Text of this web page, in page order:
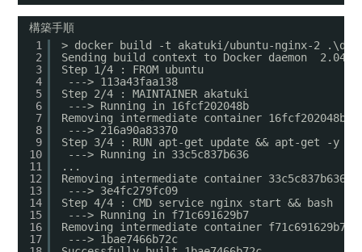
構築手順
1
2
3
4
5
6
7
8
9
10
11
12
13
14
15
16
17
> docker build -t akatuki/ubuntu-nginx-2
Sending build context to Docker daemon
Step 1/4 : FROM ubuntu
---> 113a43faa138
Step 2/4 : MAINTAINER akatuki
---> Running in 16fcf202048b
Removing intermediate container 16fcf202048b
---> 216a90a83370
Step 3/4 : RUN apt-get update && apt-get -y
---> Running in 33c5c837b636
...
Removing intermediate container 33c5c837b636
---> 3e4fc279fc09
Step 4/4 : CMD service nginx start && bash
---> Running in f71c691629b7
Removing intermediate container f71c691629b7
---> 1bae7466b72c